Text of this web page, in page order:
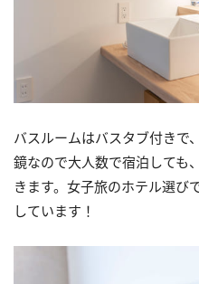
バスルームはバスタブ付きで
鏡なので大人数で宿泊しても
きます。女子旅のホテル選び
しています！